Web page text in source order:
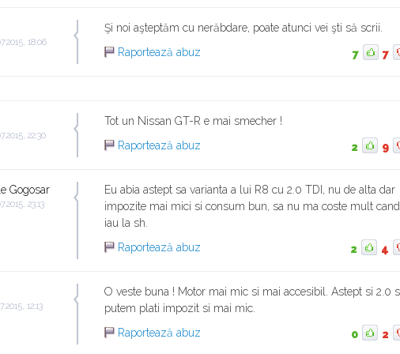
18:06
Şi noi aşteptăm cu nerăbdare, poate atunci vei şti să scrii.
Raportează abuz
7 7
22:30
Tot un Nissan GT-R e mai smecher !
Raportează abuz
2 9
Gogosar
23:13
Eu abia astept sa varianta a lui R8 cu 2.0 TDI, nu de alta dar
impozite mai mici si consum bun, sa nu ma coste mult cand
iau la sh.
Raportează abuz
2 4
12:13
O veste buna ! Motor mai mic si mai accesibil. Astept si 2.0
putem plati impozit si mai mic.
Raportează abuz
0 2